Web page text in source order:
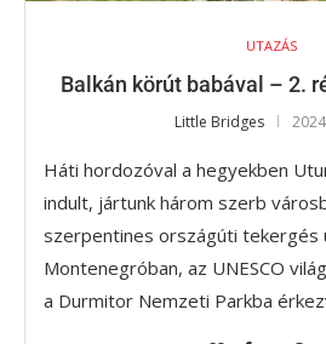
UTAZÁS
Balkán körút babával – 2.
Little Bridges
Háti hordozóval a hegyekben
indult, jártunk három szerb
szerpentines országúti tekergés
Montenegróban, az UNESCO
a Durmitor Nemzeti Parkba